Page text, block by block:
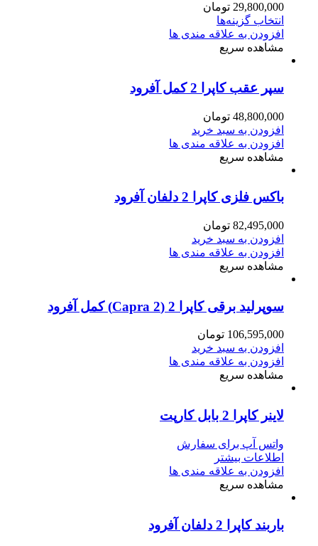
29,800,000 تومان
انتخاب گزینه‌ها
افزودن به علاقه مندی ها
مشاهده سریع
سپر عقب کاپرا 2 کمل آفرود
48,800,000 تومان
افزودن به سبد خرید
افزودن به علاقه مندی ها
مشاهده سریع
باکس فلزی کاپرا 2 دلفان آفرود
82,495,000 تومان
افزودن به سبد خرید
افزودن به علاقه مندی ها
مشاهده سریع
سوپرلید برقی کاپرا 2 (Capra 2) کمل آفرود
106,595,000 تومان
افزودن به سبد خرید
افزودن به علاقه مندی ها
مشاهده سریع
لاینر کاپرا 2 بابل کارپت
واتس آپ برای سفارش
اطلاعات بیشتر
افزودن به علاقه مندی ها
مشاهده سریع
باربند کاپرا 2 دلفان آفرود